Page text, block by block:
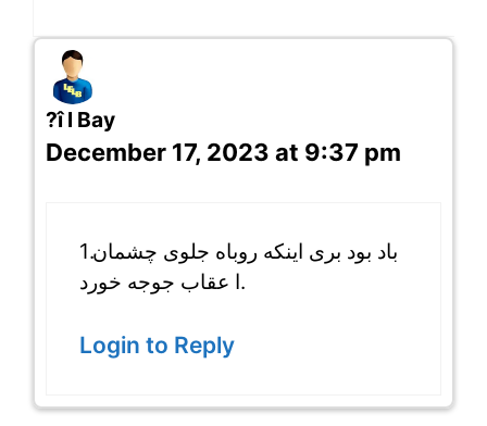
?î l Bay
December 17, 2023 at 9:37 pm
1.باد بود بری اینکه روباه جلوی چشمان
ا عقاب جوجه خورد.
Login to Reply